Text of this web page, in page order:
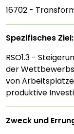
16702 -
Spezifisches Ziel:
RSO1.3 -
der
von
produktive
Zweck und